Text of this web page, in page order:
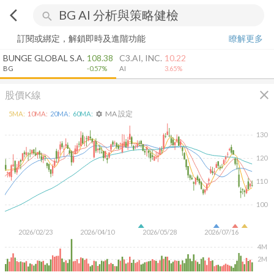
arrow_back_ios search
訂閱或綁定，解鎖即時及進階功能
瞭解更多
BUNGE GLOBAL S.A.
BG
108.38
-0.57%
C3.AI, INC.
AI
10.22
3.65%
股價K線 close
2026/02/23 2026/04/10 2026/05/28 2026/07/16
100
110
120
130
2M
4M
5MA: 10MA: 20MA: 60MA: settings MA 設定